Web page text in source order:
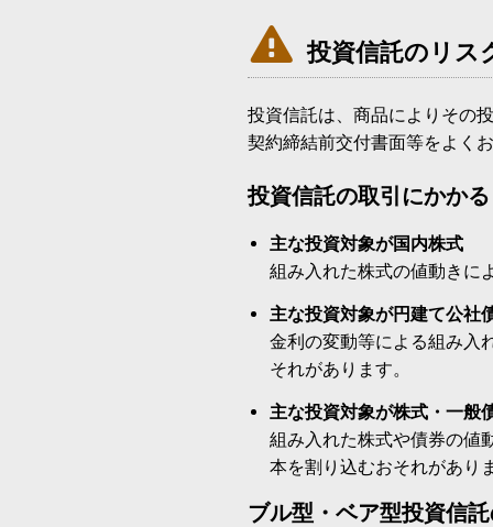
 投資信託のリス
投資信託は、商品によりその
契約締結前交付書面等をよく
投資信託の取引にかか
主な投資対象が国内株式
組み入れた株式の値動きに
主な投資対象が円建て公社
金利の変動等による組み入
それがあります。
主な投資対象が株式・一般
組み入れた株式や債券の値
本を割り込むおそれがあり
ブル型・ベア型投資信